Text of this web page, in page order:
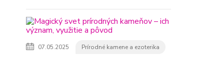
07.05.2025 Prírodné kamene a ezoterika